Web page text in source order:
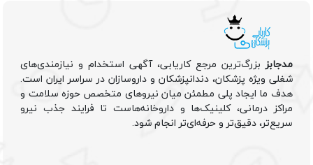
مدجابزبزرگ‌ترین مرجع کاریابی، آگهی استخدام و نیازمندی‌های
شغلی ویژه پزشکان، دندانپزشکان و داروسازان در سراسر ایران است.
هدف ما ایجاد پلی مطمئن میان نیروهای متخصص حوزه سلامت و
مراکز درمانی، کلینیک‌ها و داروخانه‌هاست تا فرایند جذب نیرو
سریع‌تر، دقیق‌تر و حرفه‌ای‌تر انجام شود.